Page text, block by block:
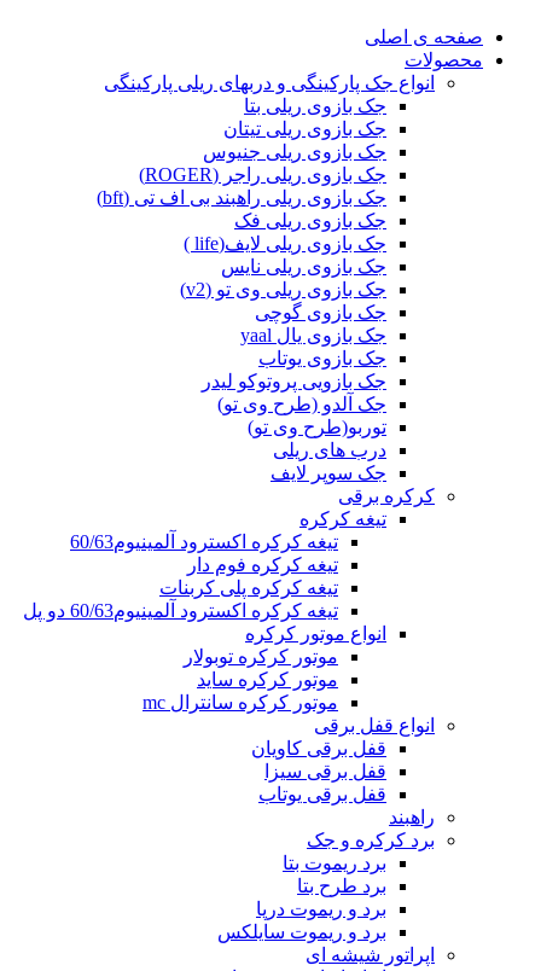
صفحه ی اصلی
محصولات
انواع جک پارکینگی و دربهای ریلی پارکینگی
جک بازوی ریلی بتا
جک بازوی ریلی تیتان
جک بازوی ریلی جنیوس
جک بازوی ریلی راجر (ROGER)
جک بازوی ریلی راهبند بی اف تی (bft)
جک بازوی ریلی فک
جک بازوی ریلی لایف(life )
جک بازوی ریلی نایس
جک بازوی ریلی وی تو (v2)
جک بازوی گوچی
جک بازوی یال yaal
جک بازوی یوتاب
جک بازویی پروتوکو لیدر
جک آلدو (طرح وی تو)
توربو(طرح وی تو)
درب های ریلی
جک سوپر لایف
کرکره برقی
تیغه کرکره
تیغه کرکره اکسترود آلمینیوم60/63
تیغه کرکره فوم دار
تیغه کرکره پلی کربنات
تیغه کرکره اکسترود آلمینیوم60/63 دو پل
انواع موتور کرکره
موتور کرکره توبولار
موتور کرکره ساید
موتور کرکره سانترال mc
انواع قفل برقی
قفل برقی کاویان
قفل برقی سیزا
قفل برقی یوتاب
راهبند
برد کرکره و جک
برد ریموت بتا
برد طرح بتا
برد و ریموت درپا
برد و ریموت سایلکس
اپراتور شیشه ای